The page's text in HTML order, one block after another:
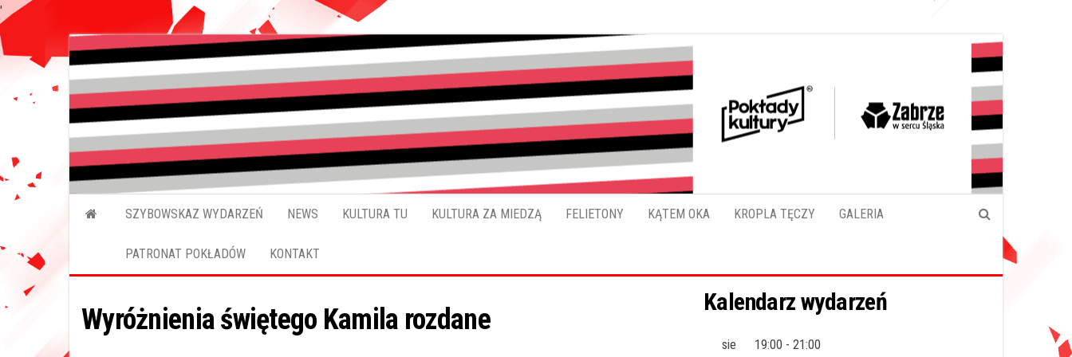
'
Pokładykultury.eu
SZYBOWSKAZ WYDARZEŃ NEWS KULTURA TU KULTURA ZA MIEDZĄ FELIETONY KĄTEM OKA KROPLA TĘCZY GALERIA
PATRONAT POKŁADÓW KONTAKT
Wyróżnienia świętego Kamila rozdane
Kalendarz wydarzeń
sie
19:00 - 21:00